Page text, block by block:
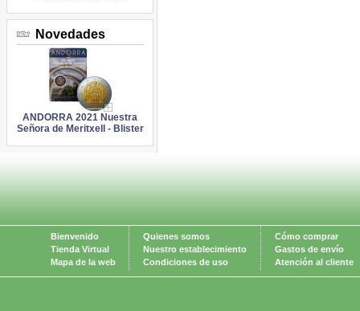
Novedades
ANDORRA 2021 Nuestra
Señora de Meritxell - Blister
Bienvenido
Tienda Virtual
Mapa de la web
Quienes somos
Nuestro establecimiento
Condiciones de uso
Cómo comprar
Gastos de envío
Atención al cliente